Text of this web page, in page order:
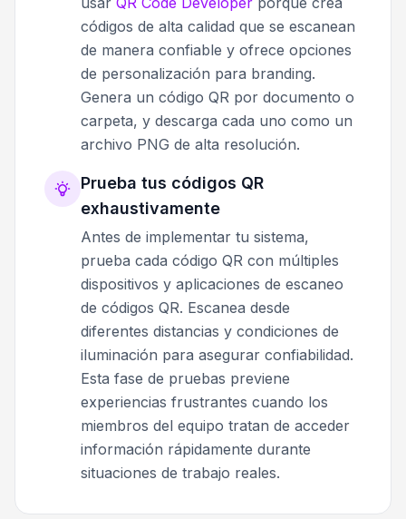
códigos de alta calidad que se escanean
de manera confiable y ofrece opciones
de personalización para branding.
Genera un código QR por documento o
carpeta, y descarga cada uno como un
archivo PNG de alta resolución.
Prueba tus códigos QR
exhaustivamente
Antes de implementar tu sistema,
prueba cada código QR con múltiples
dispositivos y aplicaciones de escaneo
de códigos QR. Escanea desde
diferentes distancias y condiciones de
iluminación para asegurar confiabilidad.
Esta fase de pruebas previene
experiencias frustrantes cuando los
miembros del equipo tratan de acceder
información rápidamente durante
situaciones de trabajo reales.